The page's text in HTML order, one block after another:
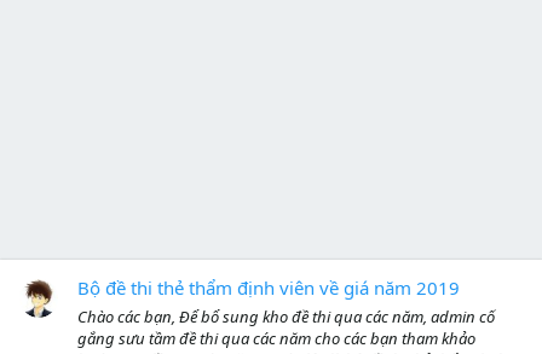
Bộ đề thi thẻ thẩm định viên về giá năm 2019
Chào các bạn, Để bổ sung kho đề thi qua các năm, admin cố
gắng sưu tầm đề thi qua các năm cho các bạn tham khảo